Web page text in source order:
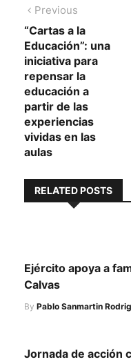
Navegación
de
entradas
Previous
post:
“Cartas a la
Educación”: una
iniciativa para
repensar la
educación a
partir de las
experiencias
vividas en las
aulas
RELATED POSTS
Ejército apoya a
Calvas
By Pablo Sanmartin
Jornada de acción